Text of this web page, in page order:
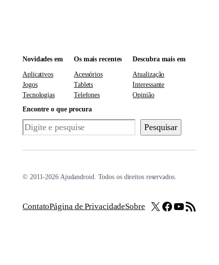
Novidades em
Aplicativos
Jogos
Tecnologias
Os mais recentes
Acessórios
Tablets
Telefones
Descubra mais em
Atualização
Interessante
Opinião
Encontre o que procura
Pesquisar Pesquisar
© 2011-2026 Ajudandroid. Todos os direitos reservados.
ContatoPágina de PrivacidadeSobre X Facebook
Youtube
Feed RSS